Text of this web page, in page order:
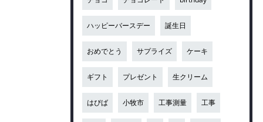
ハッピーバースデー 誕生日
おめでとう サプライズ ケーキ
ギフト プレゼント 生クリーム
はぴば 小牧市 工事測量 工事